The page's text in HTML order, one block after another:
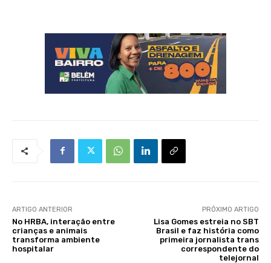
ARTIGO ANTERIOR
No HRBA, interação entre
crianças e animais
transforma ambiente
hospitalar
PRÓXIMO ARTIGO
Lisa Gomes estreia no SBT
Brasil e faz história como
primeira jornalista trans
correspondente do
telejornal